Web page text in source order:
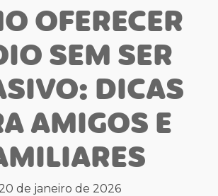
OFERECER
SEM SER
DICAS
AMIGOS E
20 de janeiro de 2026